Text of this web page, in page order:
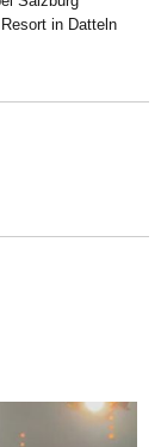
in Datteln